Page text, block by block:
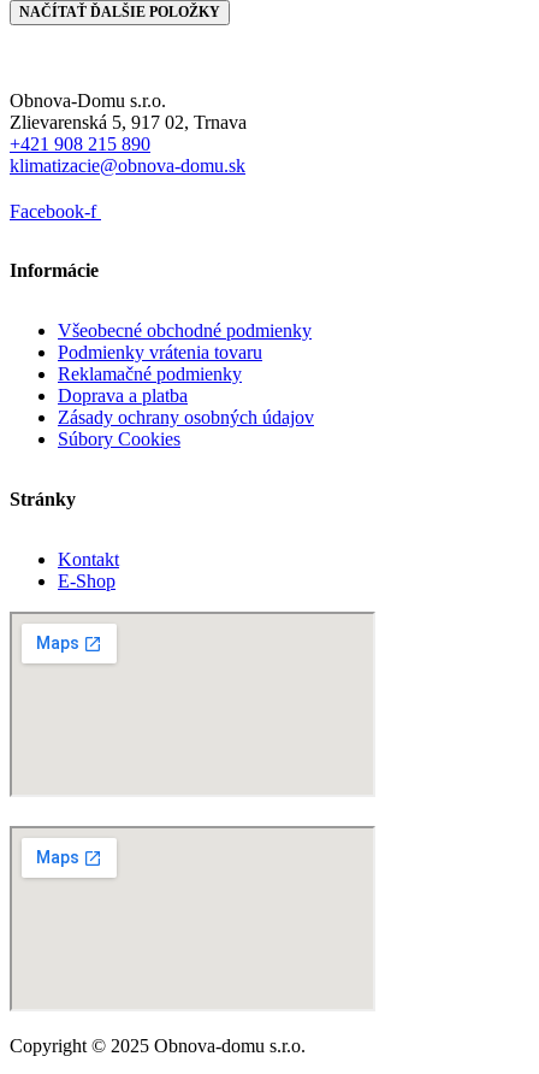
NAČÍTAŤ ĎALŠIE POLOŽKY
Obnova-Domu s.r.o.
Zlievarenská 5, 917 02, Trnava
+421 908 215 890
klimatizacie@obnova-domu.sk
Facebook-f
Informácie
Všeobecné obchodné podmienky
Podmienky vrátenia tovaru
Reklamačné podmienky
Doprava a platba
Zásady ochrany osobných údajov
Súbory Cookies
Stránky
Kontakt
E-Shop
Copyright © 2025 Obnova-domu s.r.o.